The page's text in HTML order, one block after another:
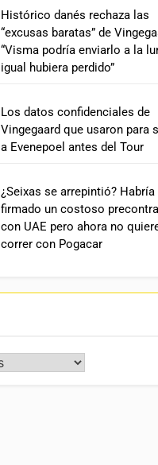
Histórico danés rechaza las
“excusas baratas” de
“Visma podría enviarlo a la
igual hubiera perdido”
Los datos confidenciales de
Vingegaard que usaron para
a Evenepoel antes del Tour
¿Seixas se arrepintió? Habría
firmado un costoso
con UAE pero ahora no
correr con Pogacar